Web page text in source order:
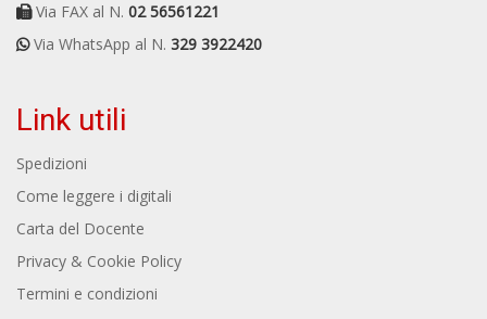
Via FAX al N. 02 56561221
Via WhatsApp al N. 329 3922420
Link utili
Spedizioni
Come leggere i digitali
Carta del Docente
Privacy & Cookie Policy
Termini e condizioni